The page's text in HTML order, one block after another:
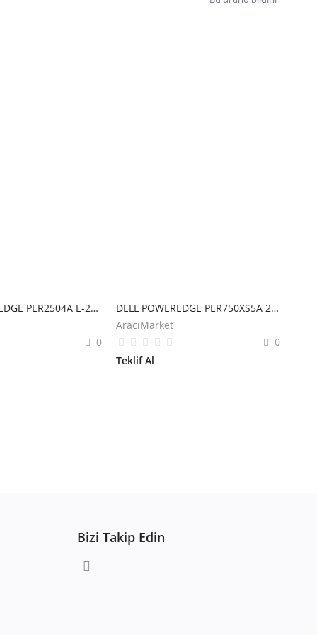
DELL POWEREDGE PER2504A E-2314 16GB 1X480GB 1X450W
0
DELL POWEREDGE PER750XS5A 2X4310 64GB 1X1.2TB 2X800W
AracıMarket
0
Teklif Al
Bizi Takip Edin